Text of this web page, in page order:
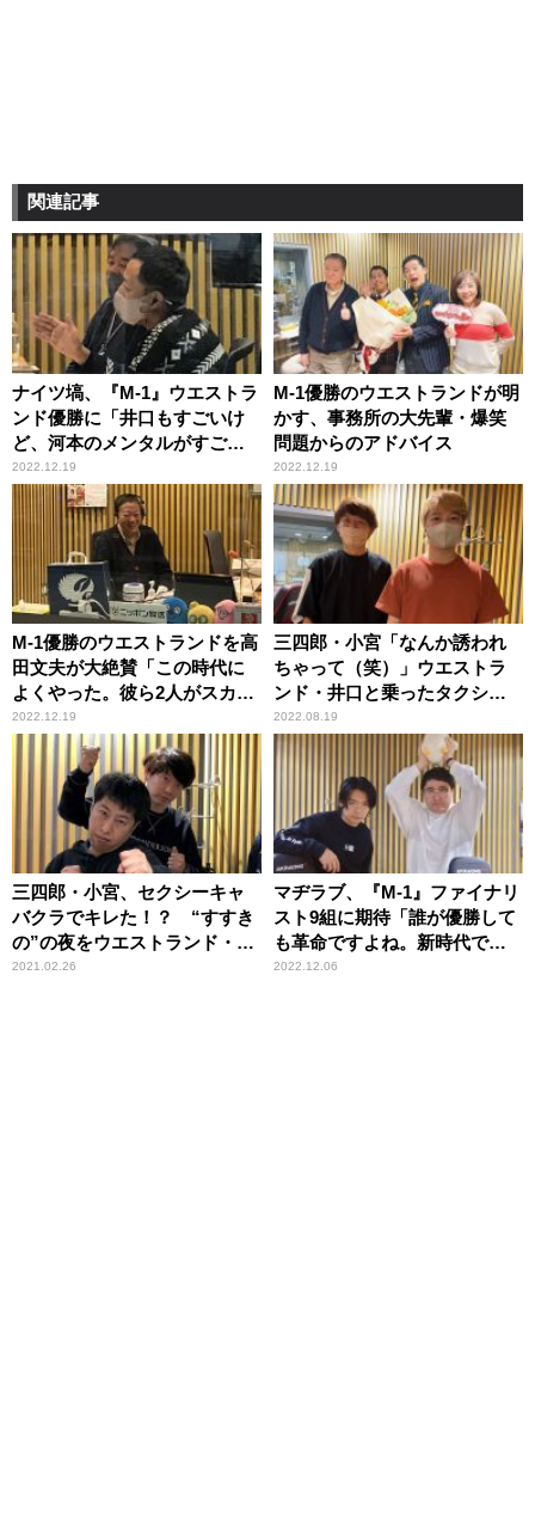
関連記事
ナイツ塙、『M-1』ウエストラ
ンド優勝に「井口もすごいけ
ど、河本のメンタルがすご
い」
2022.12.19
M-1優勝のウエストランドが明
かす、事務所の大先輩・爆笑
問題からのアドバイス
2022.12.19
M-1優勝のウエストランドを高
田文夫が大絶賛「この時代に
よくやった。彼ら2人がスカッ
としてくれた」
2022.12.19
三四郎・小宮「なんか誘われ
ちゃって（笑）」ウエストラ
ンド・井口と乗ったタクシー
で珍事
2022.08.19
三四郎・小宮、セクシーキャ
バクラでキレた！？ “すすき
の”の夜をウエストランド・井
口が暴露
2021.02.26
マヂラブ、『M-1』ファイナリ
スト9組に期待「誰が優勝して
も革命ですよね。新時代です
よ」
2022.12.06